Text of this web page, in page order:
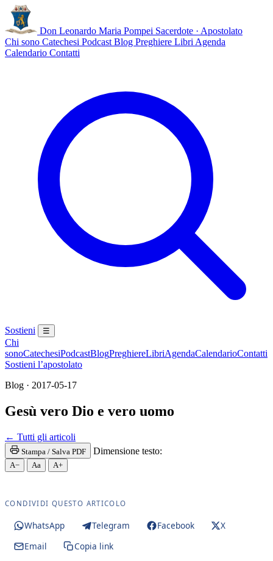
Don Leonardo Maria Pompei Sacerdote · Apostolato
Chi sono Catechesi Podcast Blog Preghiere Libri Agenda
Calendario Contatti
Sostieni ☰
Chi
sonoCatechesiPodcastBlogPreghiereLibriAgendaCalendarioContatti
Sostieni l’apostolato
Blog · 2017-05-17
Gesù vero Dio e vero uomo
← Tutti gli articoli
Stampa / Salva PDF Dimensione testo:
A− Aa A+
CONDIVIDI QUESTO ARTICOLO
WhatsApp Telegram Facebook
X
Email
Copia link